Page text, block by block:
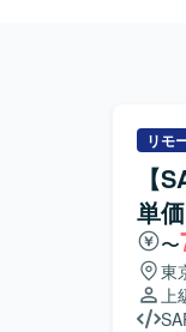
リモ
【
単価
〜
東
上